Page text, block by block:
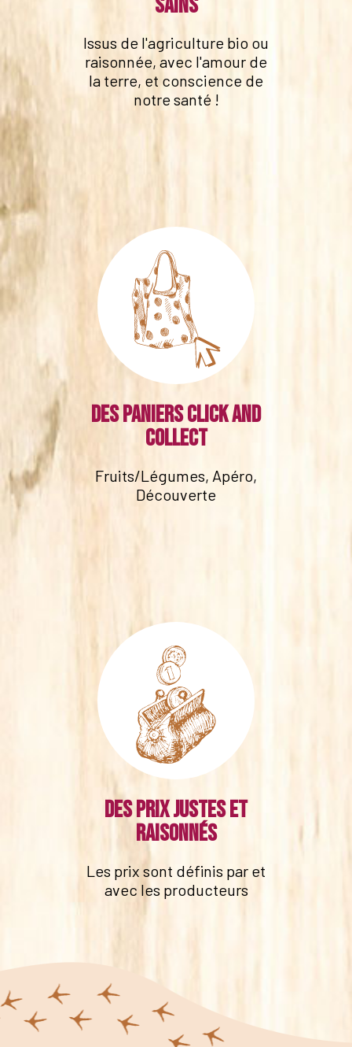
Issus de l'agriculture bio ou
raisonnée, avec l'amour de
la terre, et conscience de
notre santé !
Des paniers click and
collect
Fruits/Légumes, Apéro,
Découverte
Des prix justes et
raisonnés
Les prix sont définis par et
avec les producteurs